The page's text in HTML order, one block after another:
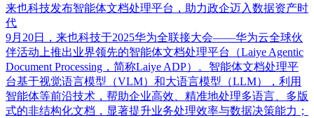
来也科技发布智能体文档处理平台，助力政企迈入数据资产时
代
9月20日，来也科技于2025华为全联接大会——华为云全球伙
伴活动上推出业界领先的智能体文档处理平台（Laiye Agentic
Document Processing，简称Laiye ADP）。智能体文档处理平
台基于视觉语言模型（VLM）和大语言模型（LLM），利用
智能体等前沿技术，帮助企业高效、精准地处理多语言、多版
式的非结构化文档，显著提升业务处理效率与数据决策能力；